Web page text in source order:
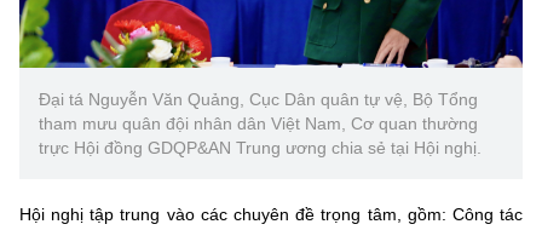
Đại tá Nguyễn Văn Quảng, Cục Dân quân tự vệ, Bộ Tổng
tham mưu quân đội nhân dân Việt Nam, Cơ quan thường
trực Hội đồng GDQP&AN Trung ương chia sẻ tại Hội nghị.
Hội nghị tập trung vào các chuyên đề trọng tâm, gồm: Công tác